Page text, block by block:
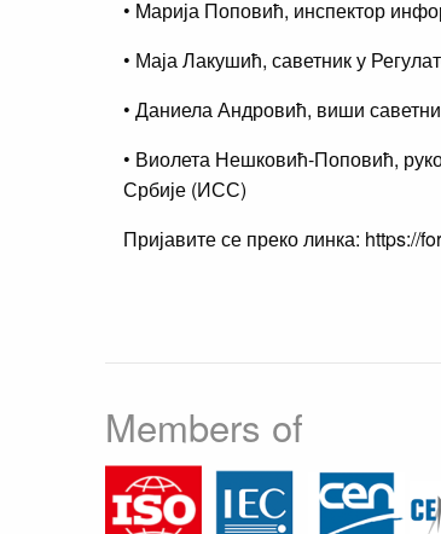
• Mарија Поповић, инспектор
• Маја Лакушић, саветник у
• Даниела Андровић, виши
• Виолета Нешковић-Поповић,
Србије (ИСС)
Пријавите се преко линка: https://
Members of